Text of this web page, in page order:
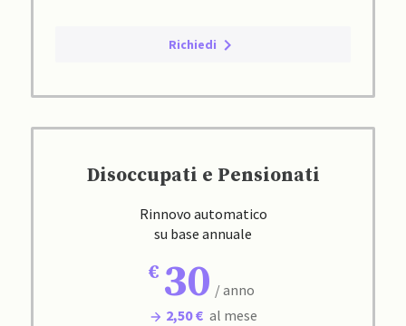
Richiedi
Disoccupati e Pensionati
Rinnovo automatico
su base annuale
30 / anno
2,50 € al mese